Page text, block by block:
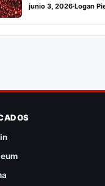
junio 3, 2026·Logan